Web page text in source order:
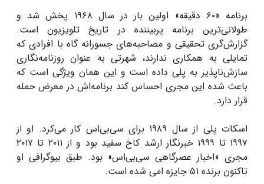
برنامه «۶۰ دقیقه» اولین بار در سال ۱۹۶۸ پخش شد و
طولانی‌ترین برنامه پربیننده در تاریخ تلویزیون است.
گزارش‌گری تحقیقی و مصاحبه‌های جسورانه گاه با افرادی که
تمایلی به همکاری ندارند، شهرتی به عنوان روزنامه‌نگاری
سازش‌ناپذیر به پلی داده است و این همان ویژگی‌ است که
باعث شده این مجری احساس کند برنامه‌اش در معرض حمله
قرار دارد.
اسکات پلی از سال ۱۹۸۹ برای سی‌بی‌اس کار می‌کرد. او از
۱۹۹۷ تا ۱۹۹۹ خبرنگار ارشد کاخ سفید بود و از ۲۰۱۱ تا ۲۰۱۷
مجری «اخبار عصرگاهی سی‌بی‌اس» بود. طبق بیوگرافی او
تاکنون برنده ۵۱ جایزه امی شده است.